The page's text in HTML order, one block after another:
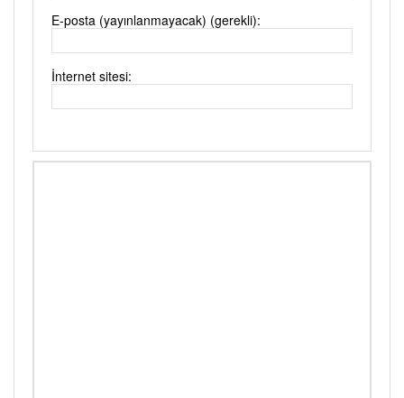
E-posta (yayınlanmayacak) (gerekli):
İnternet sitesi: